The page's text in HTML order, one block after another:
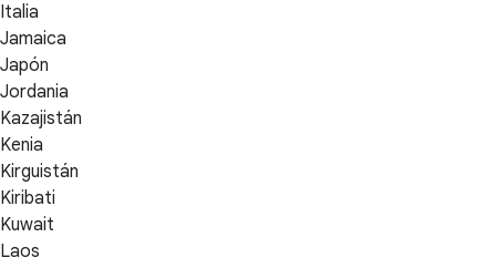
Italia
Jamaica
Japón
Jordania
Kazajistán
Kenia
Kirguistán
Kiribati
Kuwait
Laos